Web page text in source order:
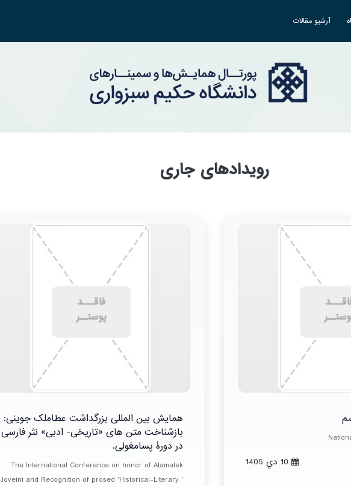
آرشیو مقالات
رویدادهای جاری
همایش بین المللی بزرگداشت عطاملک جوینی:
بازشناخت متن های «تاریخی- ادبی» نثر فارسی
در دورۀ پسامغولی.
The International Conference on honor of Atamalek
Joveini and Recognition of prosed 'Historical-Literary '